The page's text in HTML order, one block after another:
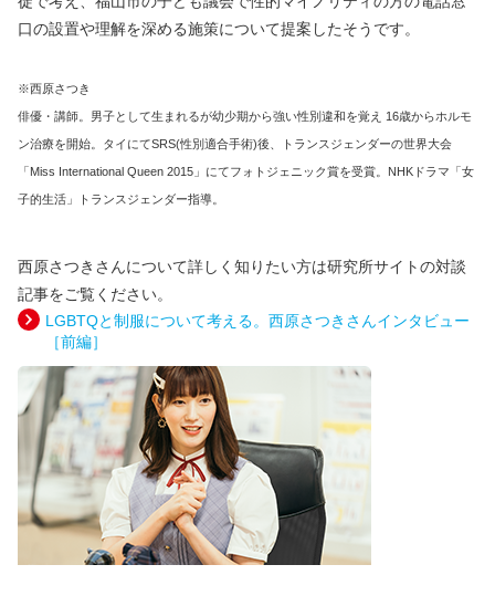
口の設置や理解を深める施策について提案したそうです。
※西原さつき
俳優・講師。男子として生まれるが幼少期から強い性別違和を覚え 16歳からホルモ
ン治療を開始。タイにてSRS(性別適合手術)後、トランスジェンダーの世界大会
「Miss International Queen 2015」にてフォトジェニック賞を受賞。NHKドラマ「女
子的生活」トランスジェンダー指導。
西原さつきさんについて詳しく知りたい方は研究所サイトの対談
記事をご覧ください。
LGBTQと制服について考える。西原さつきさんインタビュー
［前編］